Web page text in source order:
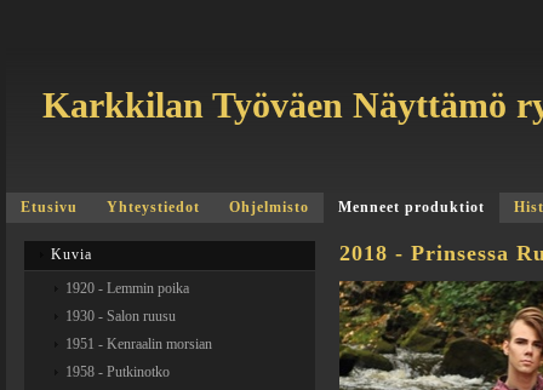
Karkkilan Työväen Näyttämö
Etusivu Yhteystiedot Ohjelmisto Menneet produktiot
2018 - Prinsessa
Kuvia
1920 - Lemmin poika
1930 - Salon ruusu
1951 - Kenraalin morsian
1958 - Putkinotko